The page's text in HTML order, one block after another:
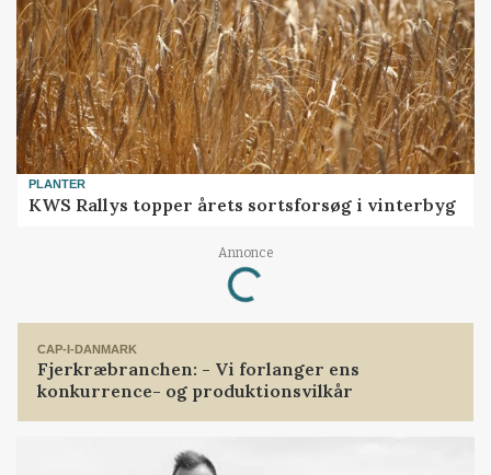
PLANTER
KWS Rallys topper årets sortsforsøg i vinterbyg
Annonce
Loading...
CAP-I-DANMARK
Fjerkræbranchen: - Vi forlanger ens
konkurrence- og produktionsvilkår